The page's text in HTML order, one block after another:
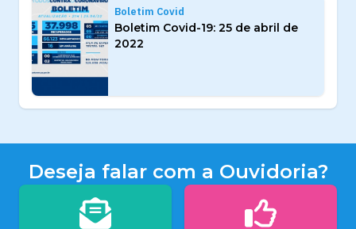
Boletim Covid
Boletim Covid-19: 25 de abril de
2022
Deseja falar com a Ouvidoria?